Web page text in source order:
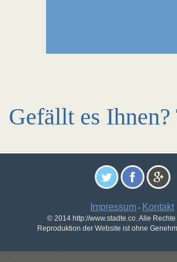
Gefällt es Ihnen?
Impressum - Kontakt
© 2014 http://www.stadte.co. Alle
Reproduktion der Website ist ohne